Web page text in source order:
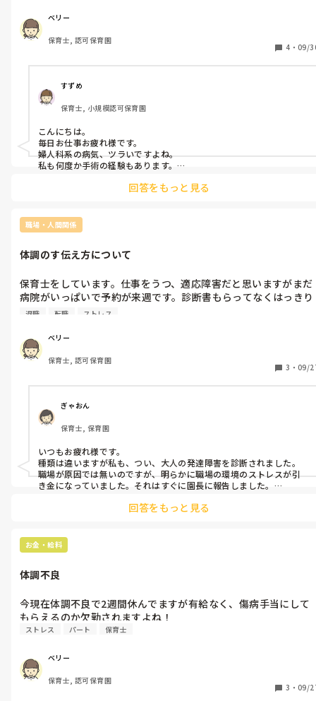
私が体調悪いときに子ども預けてはだめですか？
もうメンタル面で辛すぎてモヤモヤしてます。
ベリー
保育士, 認可保育園
4 ・ 09/
すずめ
保育士, 小規模認可保育園
こんにちは。
毎日お仕事お疲れ様です。
婦人科系の病気、ツラいですよね。
私も何度か手術の経験もあります。
主治医の話によると、◯ァファリンは血を止めにくくするとのこと
回答をもっと見る
職場・人間関係
体調のす伝え方について
保育士をしています。仕事をうつ、適応障害だと思いますがまだ
病院がいっぱいで予約が来週です。診断書もらってなくはっきり
とは症状は言えません。休職か退職か悩んでます。
言ったほうがいいのかはっきり言ったほうがいいのか悩んでま
す。
どっちのほうがいいのでしょうか？
うつになる原因の先生は私に対してではなく他の先生に対して言
ってるのは周りの先生からは心配されてます。
言われる先生も先生ですが、新人なので仕方ないのかなというと
ころがあります。
私もいろいろと至らない点があるのは分かってますが、どうして
も今は原因の先生とか辛いです。
それは言ったほうがいいのですがどう伝えようか悩んでます。
退職 転職 ストレス
ベリー
保育士, 認可保育園
3 ・ 09/
ぎゃおん
保育士, 保育園
いつもお疲れ様です。
種類は違いますが私も、つい、大人の発達障害を診断されました。
職場が原因では無いのですが、明らかに職場の環境のストレスが引
き金になっていました。それはすぐに園長に報告しました。
の軽減をしてくださったりとある程度の処置をしてくださりました
上の先生には原因と診断は正直に話したほうが私はいいと思います。
それで何も処置してくださらない場合は退職も視野に入れてもいい
回答をもっと見る
お金・給料
体調不良
今現在体調不良で2週間休んでますが有給なく、傷病手当にして
もらえるのか欠勤されますよね！
ストレス パート 保育士
ベリー
保育士, 認可保育園
3 ・ 09/